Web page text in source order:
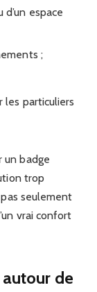
espace
;
les particuliers
un badge
trop
seulement
vrai confort
de